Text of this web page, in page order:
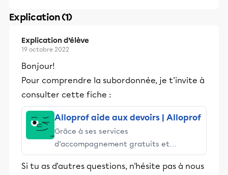
Explication (1)
Explication d’élève
19 octobre 2022
Bonjour!
Pour comprendre la subordonnée, je t'invite à
consulter cette fiche :
Alloprof aide aux devoirs | Alloprof
Grâce à ses services
d’accompagnement gratuits et
stimulants, Alloprof engage les élèves
et leurs parents dans la réussite
Si tu as d'autres questions, n'hésite pas à nous